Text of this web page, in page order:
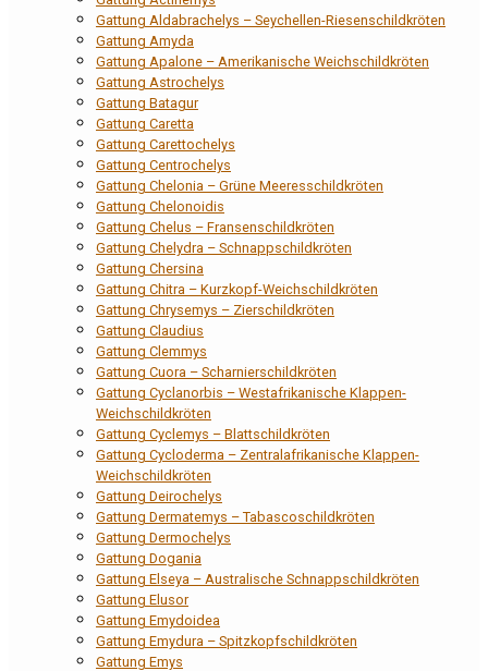
Gattung Aldabrachelys – Seychellen-Riesenschildkröten
Gattung Amyda
Gattung Apalone – Amerikanische Weichschildkröten
Gattung Astrochelys
Gattung Batagur
Gattung Caretta
Gattung Carettochelys
Gattung Centrochelys
Gattung Chelonia – Grüne Meeresschildkröten
Gattung Chelonoidis
Gattung Chelus – Fransenschildkröten
Gattung Chelydra – Schnappschildkröten
Gattung Chersina
Gattung Chitra – Kurzkopf-Weichschildkröten
Gattung Chrysemys – Zierschildkröten
Gattung Claudius
Gattung Clemmys
Gattung Cuora – Scharnierschildkröten
Gattung Cyclanorbis – Westafrikanische Klappen-
Weichschildkröten
Gattung Cyclemys – Blattschildkröten
Gattung Cycloderma – Zentralafrikanische Klappen-
Weichschildkröten
Gattung Deirochelys
Gattung Dermatemys – Tabascoschildkröten
Gattung Dermochelys
Gattung Dogania
Gattung Elseya – Australische Schnappschildkröten
Gattung Elusor
Gattung Emydoidea
Gattung Emydura – Spitzkopfschildkröten
Gattung Emys